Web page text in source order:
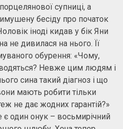
супниці, а
бесіду про початок
іноді кидав у бік Яни
не дивилася на нього. Її
обурення: «Чому,
Невже цим людям і
сина такий діагноз і що
мають робити тільки
не дає жодних гарантій?»
один онук – восьмирічний